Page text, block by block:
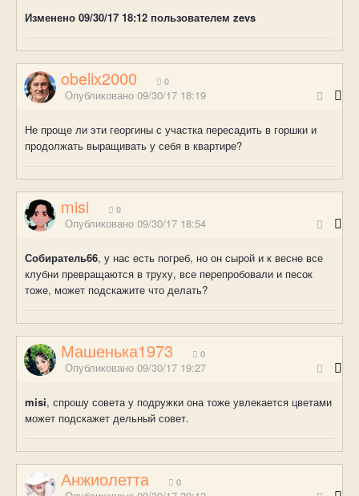
Изменено 09/30/17 18:12 пользователем zevs
obelix2000 0
Опубликовано 09/30/17 18:19
Не проще ли эти георгины с участка пересадить в горшки и
продолжать выращивать у себя в квартире?
misi 0
Опубликовано 09/30/17 18:54
Собиратель66, у нас есть погреб, но он сырой и к весне все
клубни превращаются в труху, все перепробовали и песок
тоже, может подскажите что делать?
Машенька1973 0
Опубликовано 09/30/17 19:27
misi, спрошу совета у подружки она тоже увлекается цветами
может подскажет дельный совет.
Анжиолетта 0